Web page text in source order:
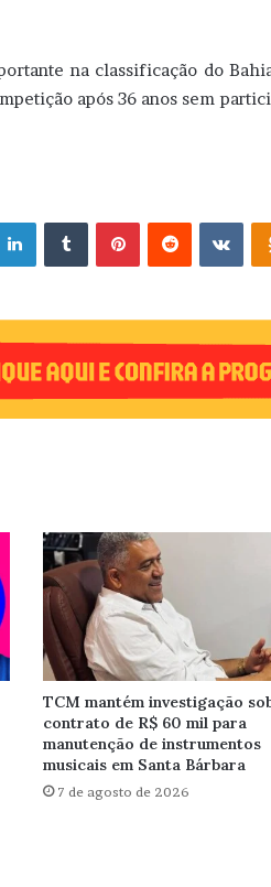
na classificação do
após 36 anos sem
Linkedin VK
TCM mantém investigação
contrato de R$ 60 mil para
manutenção de instrumentos
musicais em Santa Bárbara
7 de agosto de 2026